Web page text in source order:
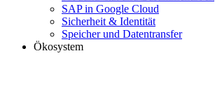
SAP in Google Cloud
Sicherheit & Identität
Speicher und Datentransfer
Ökosystem